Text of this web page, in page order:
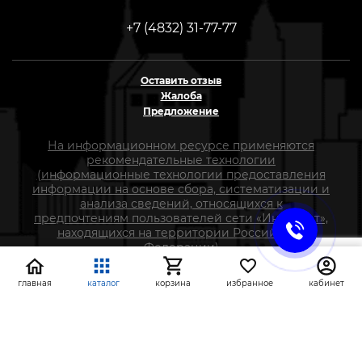
+7 (4832) 31-77-77
Оставить отзыв
Жалоба
Предложение
На информационном ресурсе применяются
рекомендательные технологии
(информационные технологии предоставления
информации на основе сбора, систематизации и
анализа сведений, относящихся к
предпочтениям пользователей сети «Интернет»,
находящихся на территории Российской
Федерации)
СтройлоН 1998-2026 г.
главная каталог корзина избранное кабинет